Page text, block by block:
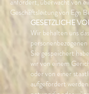
anfordert, überwacht von
Geschäftsleitung von Egn
GESETZLICHE
Wir behalten uns
Sie gespeichert
wir von einem
oder von einer
aufgefordert